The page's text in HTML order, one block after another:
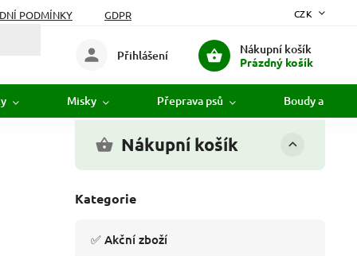
PODMÍNKY GDPR CZK
Nákupní košík
Prázdný košík
Přihlášení
Misky Přeprava psů Boudy a
Nákupní košík
Kategorie
✅ Akční zboží